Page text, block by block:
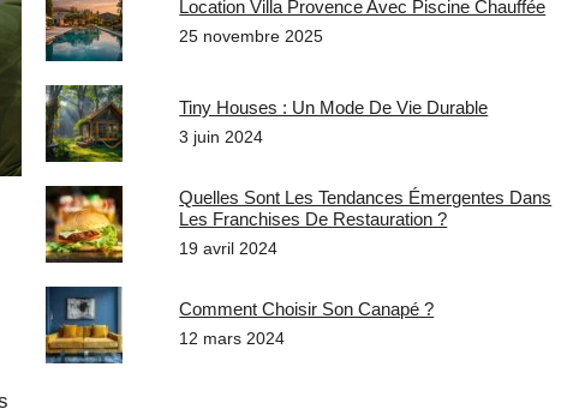
Location Villa Provence Avec Piscine Chauffée
25 novembre 2025
Tiny Houses : Un Mode De Vie Durable
3 juin 2024
Quelles Sont Les Tendances Émergentes Dans
Les Franchises De Restauration ?
19 avril 2024
Comment Choisir Son Canapé ?
12 mars 2024